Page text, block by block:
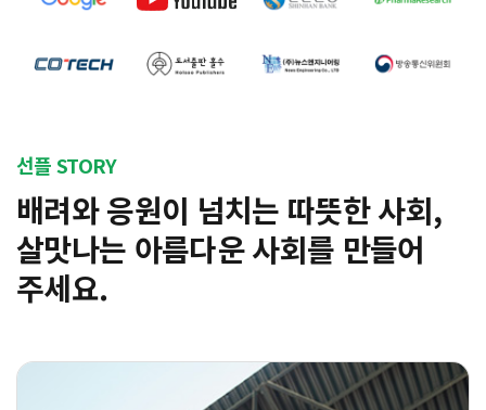
선플 STORY
배려와 응원이 넘치는 따뜻한 사회,
살맛나는 아름다운 사회를 만들어
주세요.